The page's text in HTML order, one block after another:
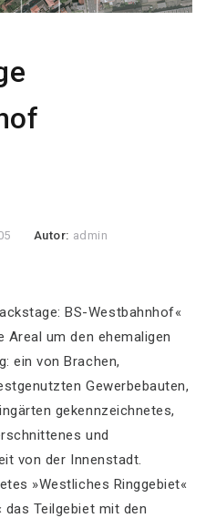
Autor: admin
BS-Westbahnhof«
um den ehemaligen
ein von Brachen,
Gewerbebauten,
gekennzeichnetes,
und
von der Innenstadt.
»Westliches Ringgebiet«
Teilgebiet mit den